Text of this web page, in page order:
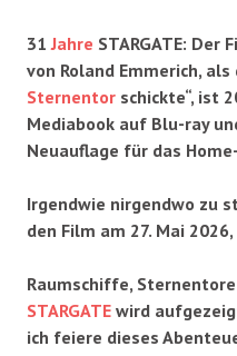
31Jahre STARGATE: Der
von Roland Emmerich,
Sternentor schickte“, ist
Mediabook auf Blu-ray
Neuauflage für das
Irgendwie nirgendwo zu
den Film am 27. Mai
Raumschiffe,
STARGATE wird
ich feiere dieses